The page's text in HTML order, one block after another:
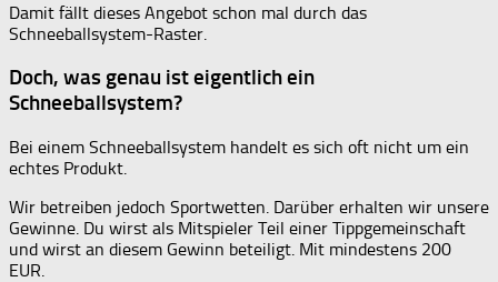
Damit fällt dieses Angebot schon mal durch das
Schneeballsystem-Raster.
Doch, was genau ist eigentlich ein
Schneeballsystem?
Bei einem Schneeballsystem handelt es sich oft nicht um ein
echtes Produkt.
Wir betreiben jedoch Sportwetten. Darüber erhalten wir unsere
Gewinne. Du wirst als Mitspieler Teil einer Tippgemeinschaft
und wirst an diesem Gewinn beteiligt. Mit mindestens 200
EUR.